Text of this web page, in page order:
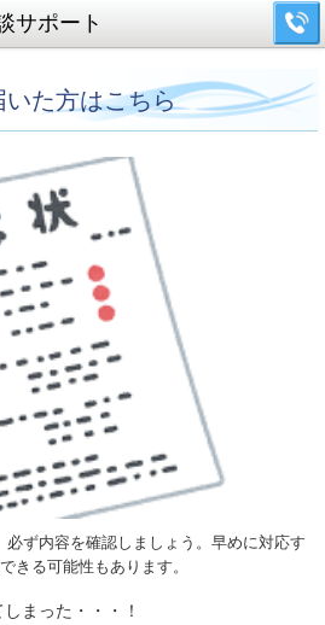
サポート
た方はこちら
ず内容を確認しましょう。早めに対応す
きる可能性もあります。
まった・・・！